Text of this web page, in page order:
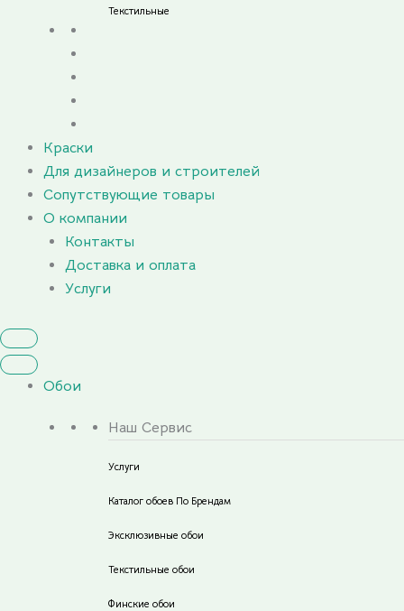
Текстильные
Краски
Для дизайнеров и строителей
Сопутствующие товары
О компании
Контакты
Доставка и оплата
Услуги
Обои
Наш Сервис
Услуги
Каталог обоев По Брендам
Эксклюзивные обои
Текстильные обои
Финские обои